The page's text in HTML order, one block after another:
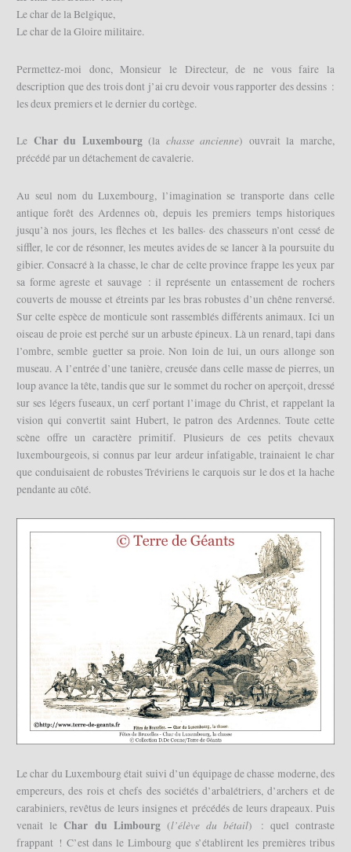
Le char de la Belgique,
Le char de la Gloire militaire.
Permettez-moi donc, Monsieur le Directeur, de ne vous faire la
description que des trois dont j’ai cru devoir vous rapporter des dessins :
les deux premiers et le dernier du cortège.
Le Char du Luxembourg(la chasse ancienne) ouvrait la marche,
précédé par un détachement de cavalerie.
Au seul nom du Luxembourg, l’imagination se transporte dans celle
antique forêt des Ardennes où, depuis les premiers temps historiques
jusqu’à nos jours, les flèches et les balles· des chasseurs n’ont cessé de
siffler, le cor de résonner, les meutes avides de se lancer à la poursuite du
gibier. Consacré à la chasse, le char de celte province frappe les yeux par
sa forme agreste et sauvage : il représente un entassement de rochers
couverts de mousse et étreints par les bras robustes d’un chêne renversé.
Sur celte espèce de monticule sont rassemblés différents animaux. Ici un
oiseau de proie est perché sur un arbuste épineux. Là un renard, tapi dans
l’ombre, semble guetter sa proie. Non loin de lui, un ours allonge son
museau. A l’entrée d’une tanière, creusée dans celle masse de pierres, un
loup avance la tête, tandis que sur le sommet du rocher on aperçoit, dressé
sur ses légers fuseaux, un cerf portant l’image du Christ, et rappelant la
vision qui convertit saint Hubert, le patron des Ardennes. Toute cette
scène offre un caractère primitif. Plusieurs de ces petits chevaux
luxembourgeois, si connus par leur ardeur infatigable, trainaient le char
que conduisaient de robustes Tréviriens le carquois sur le dos et la hache
pendante au côté.
Le char du Luxembourg était suivi d’un équipage de chasse moderne, des
empereurs, des rois et chefs des sociétés d’arbalétriers, d’archers et de
carabiniers, revêtus de leurs insignes et précédés de leurs drapeaux. Puis
venait leChar du Limbourg(l’élève du bétail) : quel contraste
frappant ! C’est dans le Limbourg que s’établirent les premières tribus